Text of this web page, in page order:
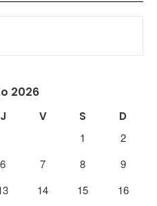
2026
J V S
D
1
2
6 7 8
9
14 15
16